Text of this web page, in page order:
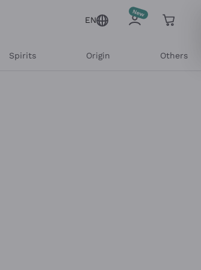
EN
Spirits Origin Others